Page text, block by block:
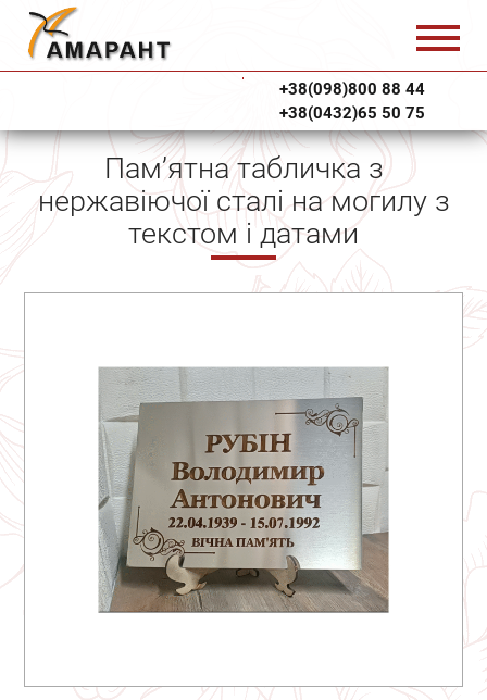
+38(098)800 88 44
+38(0432)65 50 75
Пам’ятна табличка з
нержавіючої сталі на могилу з
текстом і датами